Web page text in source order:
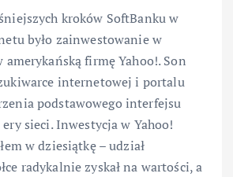
kroków SoftBanku w
było zainwestowanie w
amerykańską firmę Yahoo!. Son
internetowej i portalu
podstawowego interfejsu
sieci. Inwestycja w Yahoo!
w dziesiątkę – udział
radykalnie zyskał na wartości, a